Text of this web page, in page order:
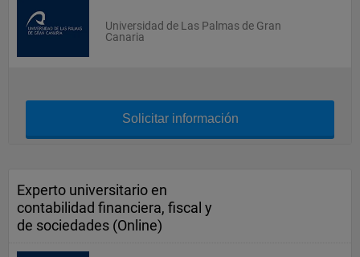
Universidad de Las Palmas de Gran
Canaria
Solicitar información
Experto universitario en
contabilidad financiera, fiscal y
de sociedades (Online)